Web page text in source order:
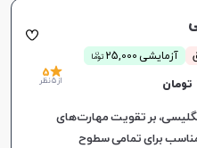
آزمایشی 25,000 توما
ن
5
از 5 نظر
انگلیسی، بر تقویت مهارت‌های
مناسب برای تمامی سطوح